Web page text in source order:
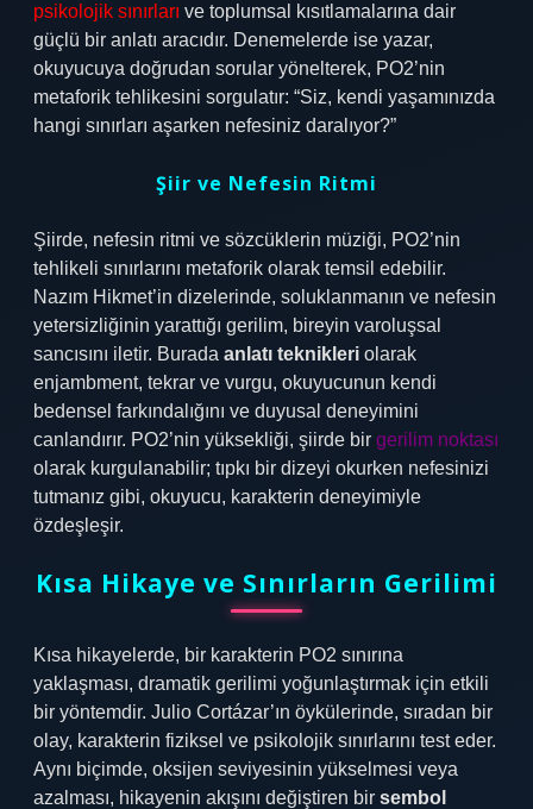
psikolojik sınırları ve toplumsal kısıtlamalarına dair
güçlü bir anlatı aracıdır. Denemelerde ise yazar,
okuyucuya doğrudan sorular yönelterek, PO2’nin
metaforik tehlikesini sorgulatır: “Siz, kendi yaşamınızda
hangi sınırları aşarken nefesiniz daralıyor?”
Şiir ve Nefesin Ritmi
Şiirde, nefesin ritmi ve sözcüklerin müziği, PO2’nin
tehlikeli sınırlarını metaforik olarak temsil edebilir.
Nazım Hikmet’in dizelerinde, soluklanmanın ve nefesin
yetersizliğinin yarattığı gerilim, bireyin varoluşsal
sancısını iletir. Burada anlatı teknikleri olarak
enjambment, tekrar ve vurgu, okuyucunun kendi
bedensel farkındalığını ve duyusal deneyimini
canlandırır. PO2’nin yüksekliği, şiirde bir gerilim noktası
olarak kurgulanabilir; tıpkı bir dizeyi okurken nefesinizi
tutmanız gibi, okuyucu, karakterin deneyimiyle
özdeşleşir.
Kısa Hikaye ve Sınırların Gerilimi
Kısa hikayelerde, bir karakterin PO2 sınırına
yaklaşması, dramatik gerilimi yoğunlaştırmak için etkili
bir yöntemdir. Julio Cortázar’ın öykülerinde, sıradan bir
olay, karakterin fiziksel ve psikolojik sınırlarını test eder.
Aynı biçimde, oksijen seviyesinin yükselmesi veya
azalması, hikayenin akışını değiştiren bir sembol